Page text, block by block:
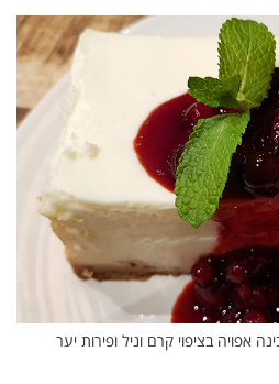
אפויה בציפוי קרם וניל ופירות יער